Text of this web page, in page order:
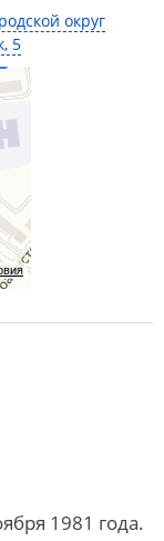
округ
5
1981 года.